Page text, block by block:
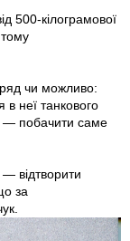
500-кілограмової
тому
чи можливо:
в неї танкового
— побачити саме
відтворити
за